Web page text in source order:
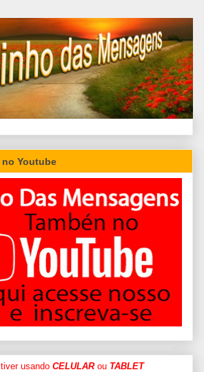
no Youtube
usando CELULARou TABLET